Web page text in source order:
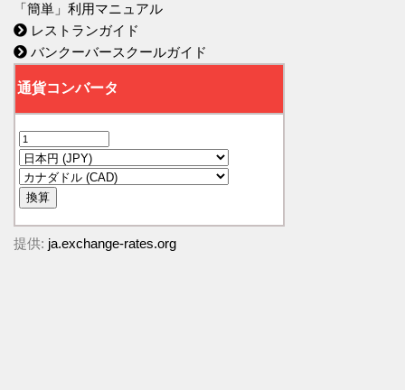
「簡単」利用マニュアル
レストランガイド
バンクーバースクールガイド
提供: ja.exchange-rates.org